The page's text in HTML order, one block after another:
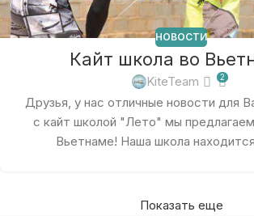
НОВОСТИ
Кайт школа во
KiteTeam 2
Друзья, у нас отличные новости для
с кайт школой "Лето" мы
Вьетнаме! Наша школа
Показать еще